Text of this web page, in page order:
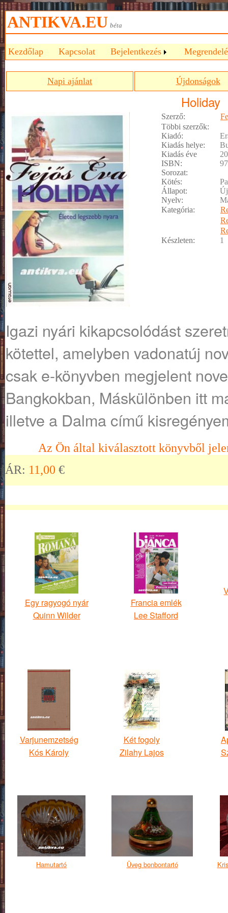
ANTIKVA.EU béta
Kezdőlap Kapcsolat Bejelentkezés
Napi ajánlat Újdonságok
Holiday
Szerző:
Többi szerzők:
Kiadó:
Kiadás helye:
Kiadás éve
ISBN:
Sorozat:
Kötés:
Állapot:
Nyelv:
Kategória:
Készleten:
1
Igazi nyári kikapcsolódást
kötettel, amelyben vadonatúj
csak e-könyvben megjelent
Bangkokban, Máskülönben itt
illetve a Dalma című
Az Ön által kiválasztott könyvből
ÁR: 11,00 €
Egy ragyogó nyár
Quinn Wilder
Francia emlék
Lee Stafford
Varjunemzetség
Kós Károly
Két fogoly
Zilahy Lajos
Hamutartó Üveg bonbontartó